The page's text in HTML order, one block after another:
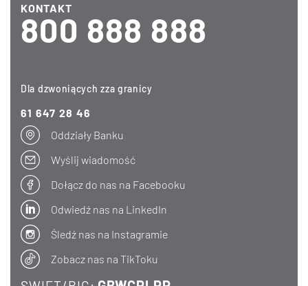
KONTAKT
800 888 888
Dla dzwoniących zza granicy
61 647 28 46
Oddziały Banku
Wyślij wiadomość
Dołącz do nas na Facebooku
Odwiedź nas na LinkedIn
Śledź nas na Instagramie
Zobacz nas na TikToku